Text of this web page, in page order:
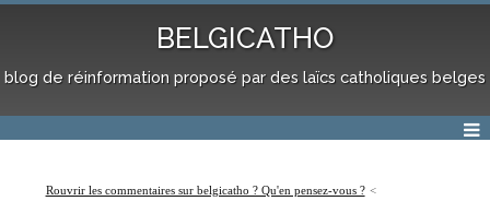
BELGICATHO
blog de réinformation proposé par des laïcs catholiques belges
Rouvrir les commentaires sur belgicatho ? Qu'en pensez-vous ?